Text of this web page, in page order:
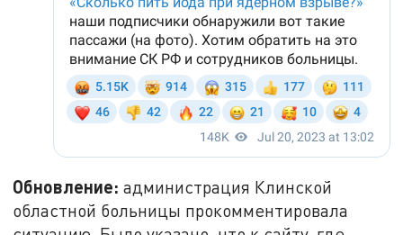
Обновление: администрация Клинской
областной больницы прокомментировала